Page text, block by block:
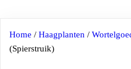
Home / Haagplanten /
(Spierstruik)